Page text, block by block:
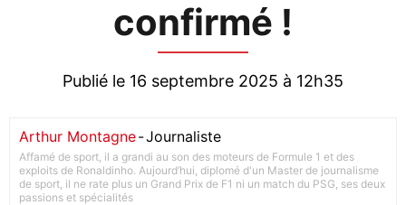
confirmé !
Publié le 16 septembre 2025 à 12h35
Arthur Montagne-Journaliste
Affamé de sport, il a grandi au son des moteurs de Formule 1 et des
exploits de Ronaldinho. Aujourd’hui, diplomé d'un Master de journalisme
de sport, il ne rate plus un Grand Prix de F1 ni un match du PSG, ses deux
passions et spécialités